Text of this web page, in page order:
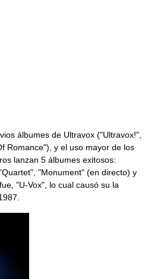
álbumes de Ultravox ("Ultravox!",
Romance"), y el uso mayor de los
lanzan 5 álbumes exitosos:
"Monument" (en directo) y
"U-Vox", lo cual causó su la